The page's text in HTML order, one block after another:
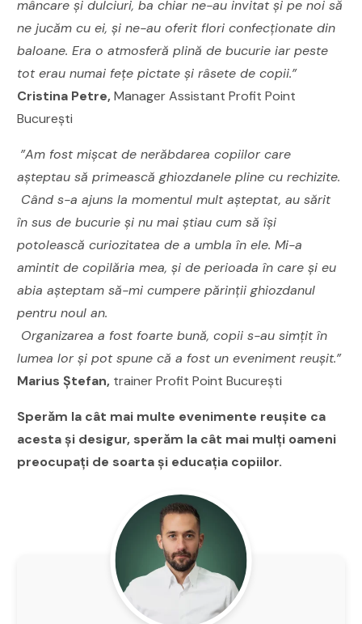
mâncare și dulciuri, ba chiar ne-au invitat și pe noi să
ne jucăm cu ei, și ne-au oferit flori confecționate din
baloane. Era o atmosferă plină de bucurie iar peste
tot erau numai fețe pictate și râsete de copii.”
Cristina Petre,Manager Assistant Profit Point
București
”Am fost mișcat de nerăbdarea copiilor care
așteptau să primească ghiozdanele pline cu rechizite.
Când s-a ajuns la momentul mult așteptat, au sărit
în sus de bucurie și nu mai știau cum să își
potolească curiozitatea de a umbla în ele. Mi-a
amintit de copilăria mea, și de perioada în care și eu
abia așteptam să-mi cumpere părinții ghiozdanul
pentru noul an.
Organizarea a fost foarte bună, copii s-au simțit în
lumea lor și pot spune că a fost un eveniment reușit.”
Marius Ștefan, trainer Profit Point București
Sperăm la cât mai multe evenimente reușite ca
acesta și desigur, sperăm la cât mai mulți oameni
preocupați de soarta și educația copiilor.